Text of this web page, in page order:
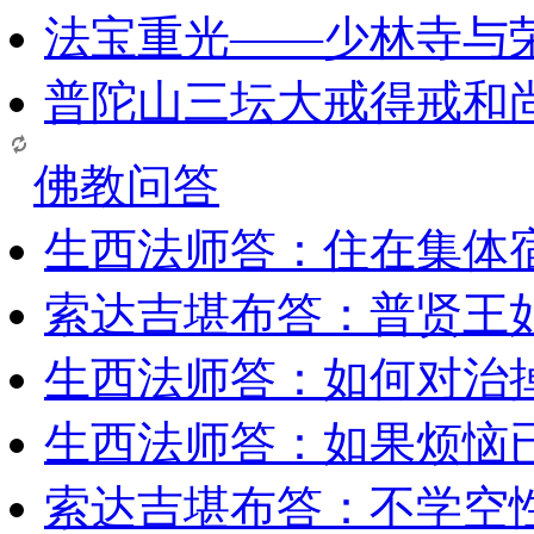
法宝重光——少林寺与
普陀山三坛大戒得戒和
佛教问答
生西法师答：住在集体
索达吉堪布答：普贤王
生西法师答：如何对治
生西法师答：如果烦恼
索达吉堪布答：​不学空